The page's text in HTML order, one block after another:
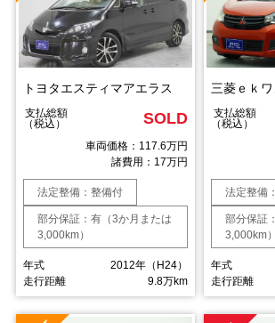
トヨタエスティマアエラス
支払総額
（税込）
SOLD
車両価格：117.6万円
諸費用：17万円
法定整備：整備付
部分保証：有（3か月または
3,000km）
年式
2012年（H24）
走行距離
9.8万km
支払総額
（税込）
法定整備
部分保証
3,000km）
年式
走行距離